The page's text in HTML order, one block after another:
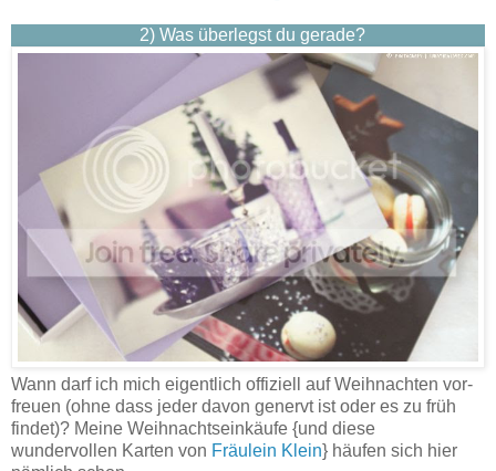
2) Was überlegst du gerade?
Wann darf ich mich eigentlich offiziell auf Weihnachten vor-
freuen (ohne dass jeder davon genervt ist oder es zu früh
findet)? Meine Weihnachtseinkäufe {und diese
wundervollen Karten von Fräulein Klein} häufen sich hier